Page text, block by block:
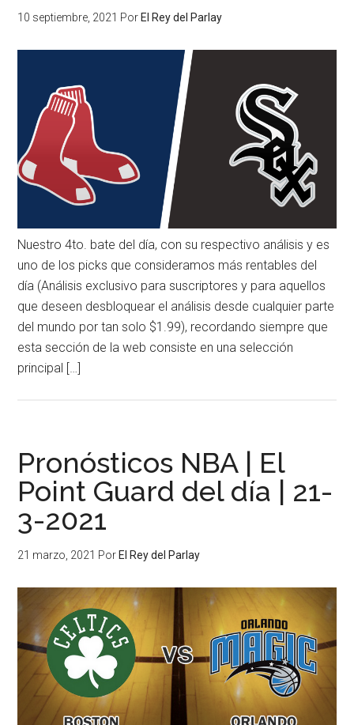
10 septiembre, 2021 Por El Rey del Parlay
Nuestro 4to. bate del día, con su respectivo análisis y es
uno de los picks que consideramos más rentables del
día (Análisis exclusivo para suscriptores y para aquellos
que deseen desbloquear el análisis desde cualquier parte
del mundo por tan solo $1.99), recordando siempre que
esta sección de la web consiste en una selección
principal […]
Pronósticos NBA | El
Point Guard del día | 21-
3-2021
21 marzo, 2021 Por El Rey del Parlay